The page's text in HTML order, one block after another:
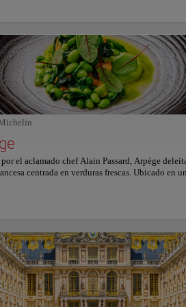
frente al cielo parisino. Desde sus tres niveles se
del Sena, los amplios bulevares y los
creando una postal cambiante que
y fotógrafos. Al caer la noche, la torre se ilumina
unos minutos cada hora, convirtiendo
luminoso. Contemplar su silueta resplandeciente
de lleno con el latido romántico de la Ciudad de
información sobre horarios y precios, consulte su
el aclamado chef Alain Passard, Arpège
centrada en verduras frescas. Ubicado en
Platos sublimes pueden incluir confitura
puerro glaseado y zanahorias con miel. Los
moderna, mientras que un servicio
Desde su apertura en 1986, Arpège ha
mundial por su arte vegetal innovador.
comida en este templo de la gastronomía
París! Para más información sobre reservas y